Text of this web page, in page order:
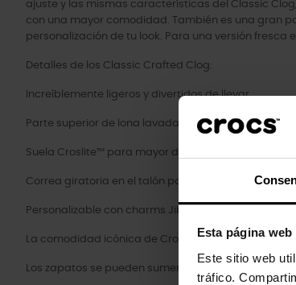
Esta página
Este sitio web
tráfico.
ajuste y las mismas características del Classic
con una mayor comodidad. También es una gran
personalización de tu look. Para una versión
Detalles de los Classic Crafted Clog:
Increíblemente ligeros y divertidos de llevar.
Parte superior de lona lavada suave 100 % textil.
Suela Croslite™ para mayor durabilidad y sujeción
Correa giratoria en el talón para un ajuste más
Personalizable con charms Jibbitz™ en la correa del
La comodidad icónica de Crocs™: ligeros, flexibles y
Los zapatos se pueden sumergir brevemente,